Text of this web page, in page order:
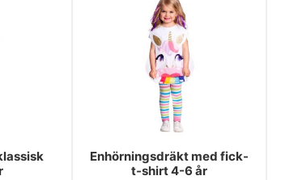
Enhörningsdräkt med fick-
t-shirt 4-6 år